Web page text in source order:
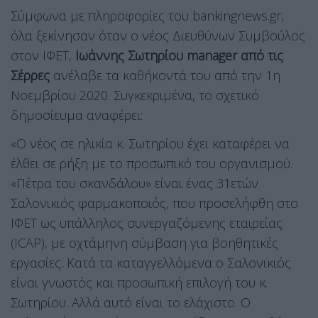
Σύμφωνα με πληροφορίες του bankingnews.gr,
όλα ξεκίνησαν όταν ο νέος Διευθύνων Συμβούλος
στον ΙΦΕΤ, Ιωάννης Σωτηρίου manager από τις
Σέρρες ανέλαβε τα καθήκοντά του από την 1η
Νοεμβρίου 2020. Συγκεκριμένα, το σχετικό
δημοσίευμα αναφέρει:
«Ο νέος σε ηλικία κ. Σωτηρίου έχει καταφέρει να
έλθει σε ρήξη με το προσωπικό του οργανισμού.
«Πέτρα του σκανδάλου» είναι ένας 31ετών
Σαλονικιός φαρμακοποιός, που προσελήφθη στο
ΙΦΕΤ ως υπάλληλος συνεργαζόμενης εταιρείας
(ICAP), με οχτάμηνη σύμβαση για βοηθητικές
εργασίες. Κατά τα καταγγελλόμενα ο Σαλονικιός
είναι γνωστός και προσωπική επιλογή του κ.
Σωτηρίου. Αλλά αυτό είναι το ελάχιστο. Ο